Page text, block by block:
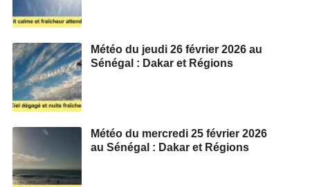
Météo du jeudi 26 février 2026 au
Sénégal : Dakar et Régions
Météo du mercredi 25 février 2026
au Sénégal : Dakar et Régions